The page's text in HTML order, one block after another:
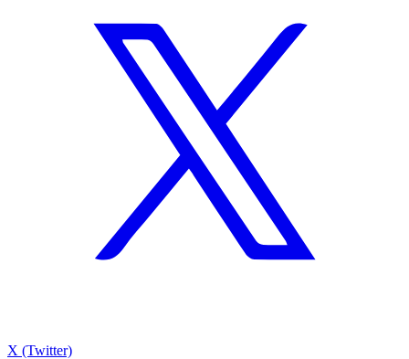
X (Twitter)